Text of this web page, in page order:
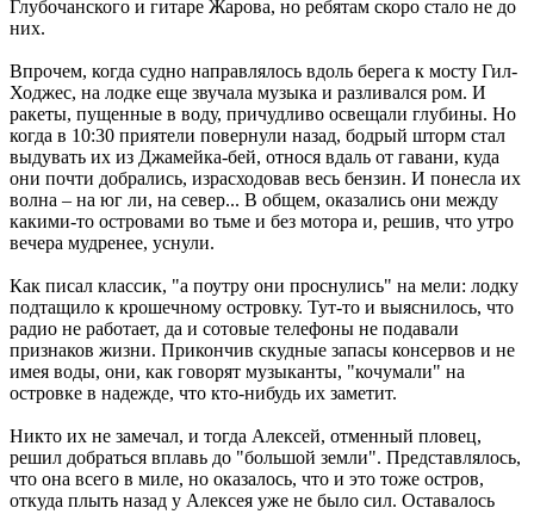
Глубочанского и гитаре Жарова, но ребятам скоро стало не до
них.
Впрочем, когда судно направлялось вдоль берега к мосту Гил-
Ходжес, на лодке еще звучала музыка и разливался ром. И
ракеты, пущенные в воду, причудливо освещали глубины. Но
когда в 10:30 приятели повернули назад, бодрый шторм стал
выдувать их из Джамейка-бей, относя вдаль от гавани, куда
они почти добрались, израсходовав весь бензин. И понесла их
волна – на юг ли, на север... В общем, оказались они между
какими-то островами во тьме и без мотора и, решив, что утро
вечера мудренее, уснули.
Как писал классик, "а поутру они проснулись" на мели: лодку
подтащило к крошечному островку. Тут-то и выяснилось, что
радио не работает, да и сотовые телефоны не подавали
признаков жизни. Прикончив скудные запасы консервов и не
имея воды, они, как говорят музыканты, "кочумали" на
островке в надежде, что кто-нибудь их заметит.
Никто их не замечал, и тогда Алексей, отменный пловец,
решил добраться вплавь до "большой земли". Представлялось,
что она всего в миле, но оказалось, что и это тоже остров,
откуда плыть назад у Алексея уже не было сил. Оставалось